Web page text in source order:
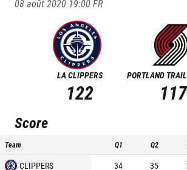
08 août 2020 19:00FR
LA CLIPPERS
122
PORTLAND
117
Score
Team Q1 Q2
CLIPPERS 34 35